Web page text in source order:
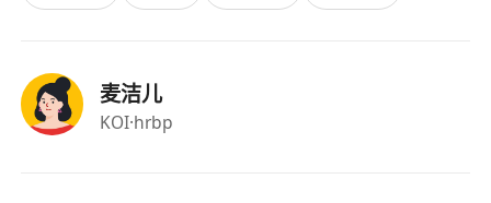
麦洁儿
KOI·hrbp